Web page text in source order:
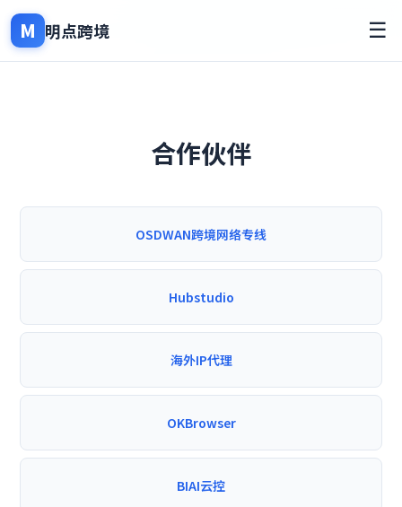
M 明点跨境 ☰
合作伙伴
OSDWAN跨境网络专线
Hubstudio
海外IP代理
OKBrowser
BIAI云控